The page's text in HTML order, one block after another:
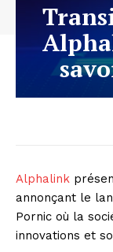
Alphalink
annonçant le
Pornic où la
innovations et